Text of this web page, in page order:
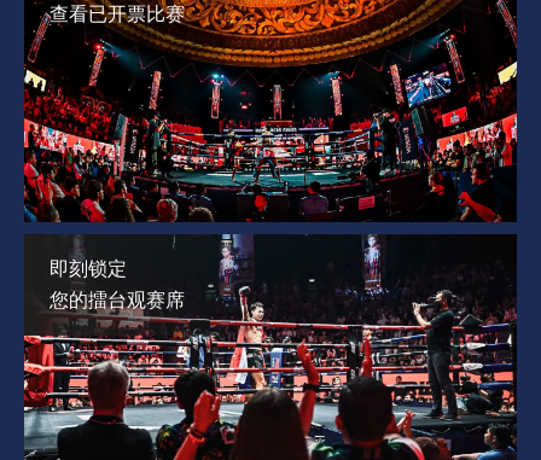
查看已开票比赛
即刻锁定
您的擂台观赛席